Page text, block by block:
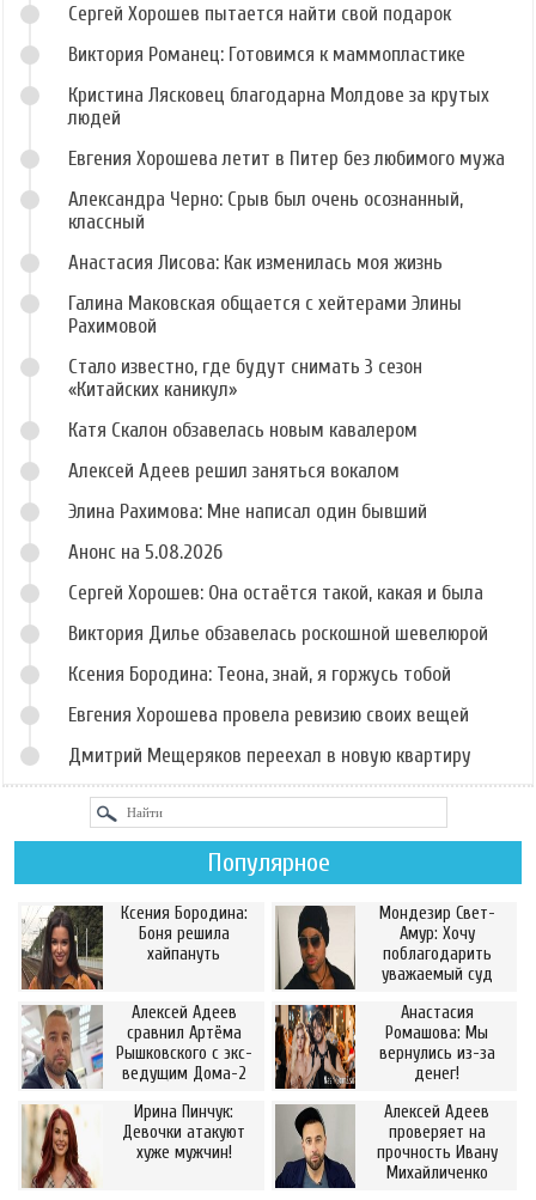
Сергей Хорошев пытается найти свой подарок
Виктория Романец: Готовимся к маммопластике
Кристина Лясковец благодарна Молдове за крутых
людей
Евгения Хорошева летит в Питер без любимого мужа
Александра Черно: Срыв был очень осознанный,
классный
Анастасия Лисова: Как изменилась моя жизнь
Галина Маковская общается с хейтерами Элины
Рахимовой
Стало известно, где будут снимать 3 сезон
«Китайских каникул»
Катя Скалон обзавелась новым кавалером
Алексей Адеев решил заняться вокалом
Элина Рахимова: Мне написал один бывший
Анонс на 5.08.2026
Сергей Хорошев: Она остаётся такой, какая и была
Виктория Дилье обзавелась роскошной шевелюрой
Ксения Бородина: Теона, знай, я горжусь тобой
Евгения Хорошева провела ревизию своих вещей
Дмитрий Мещеряков переехал в новую квартиру
Популярное
Ксения Бородина:
Боня решила
хайпануть
Мондезир Свет-
Амур: Хочу
поблагодарить
уважаемый суд
Алексей Адеев
сравнил Артёма
Рышковского с экс-
ведущим Дома-2
Анастасия
Ромашова: Мы
вернулись из-за
денег!
Ирина Пинчук:
Девочки атакуют
хуже мужчин!
Алексей Адеев
проверяет на
прочность Ивану
Михайличенко